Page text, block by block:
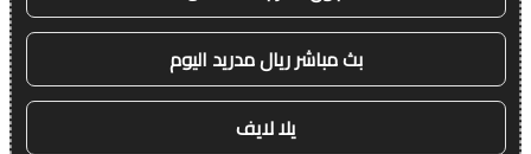
بث مباشر ريال مدريد اليوم
يلا لايف